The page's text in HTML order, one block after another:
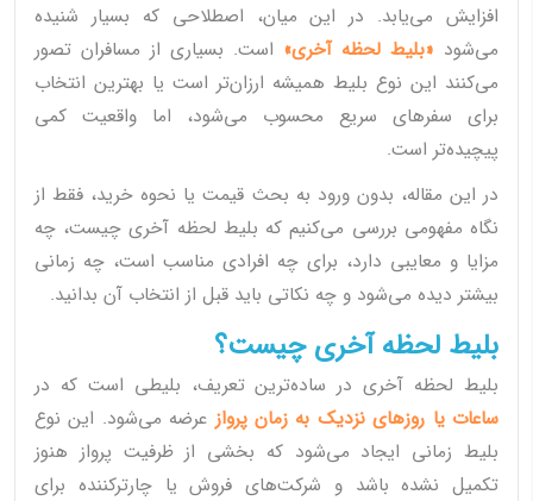
افزایش می‌یابد. در این میان، اصطلاحی که بسیار شنیده
می‌شود «بلیط لحظه آخری» است. بسیاری از مسافران تصور
می‌کنند این نوع بلیط همیشه ارزان‌تر است یا بهترین انتخاب
برای سفرهای سریع محسوب می‌شود، اما واقعیت کمی
پیچیده‌تر است.
در این مقاله، بدون ورود به بحث قیمت یا نحوه خرید، فقط از
نگاه مفهومی بررسی می‌کنیم که بلیط لحظه آخری چیست، چه
مزایا و معایبی دارد، برای چه افرادی مناسب است، چه زمانی
بیشتر دیده می‌شود و چه نکاتی باید قبل از انتخاب آن بدانید.
بلیط لحظه آخری چیست؟
بلیط لحظه آخری در ساده‌ترین تعریف، بلیطی است که در
ساعات یا روزهای نزدیک به زمان پروازعرضه می‌شود. این نوع
بلیط زمانی ایجاد می‌شود که بخشی از ظرفیت پرواز هنوز
تکمیل نشده باشد و شرکت‌های فروش یا چارترکننده برای